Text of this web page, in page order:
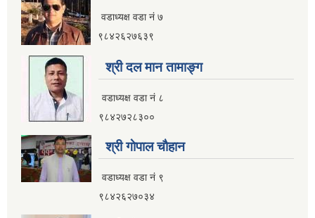
वडाध्यक्ष वडा नं ७
९८४२६२७६३९
श्री दल मान तामाङ्ग
वडाध्यक्ष वडा नं ८
९८४२७२८३००
श्री गाेपाल चाैहान
वडाध्यक्ष वडा नं ९
९८४२६२७०३४